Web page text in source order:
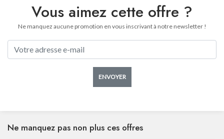
Vous aimez cette offre ?
Ne manquez aucune promotion en vous inscrivant à notre newsletter !
ENVOYER
Ne manquez pas non plus ces offres